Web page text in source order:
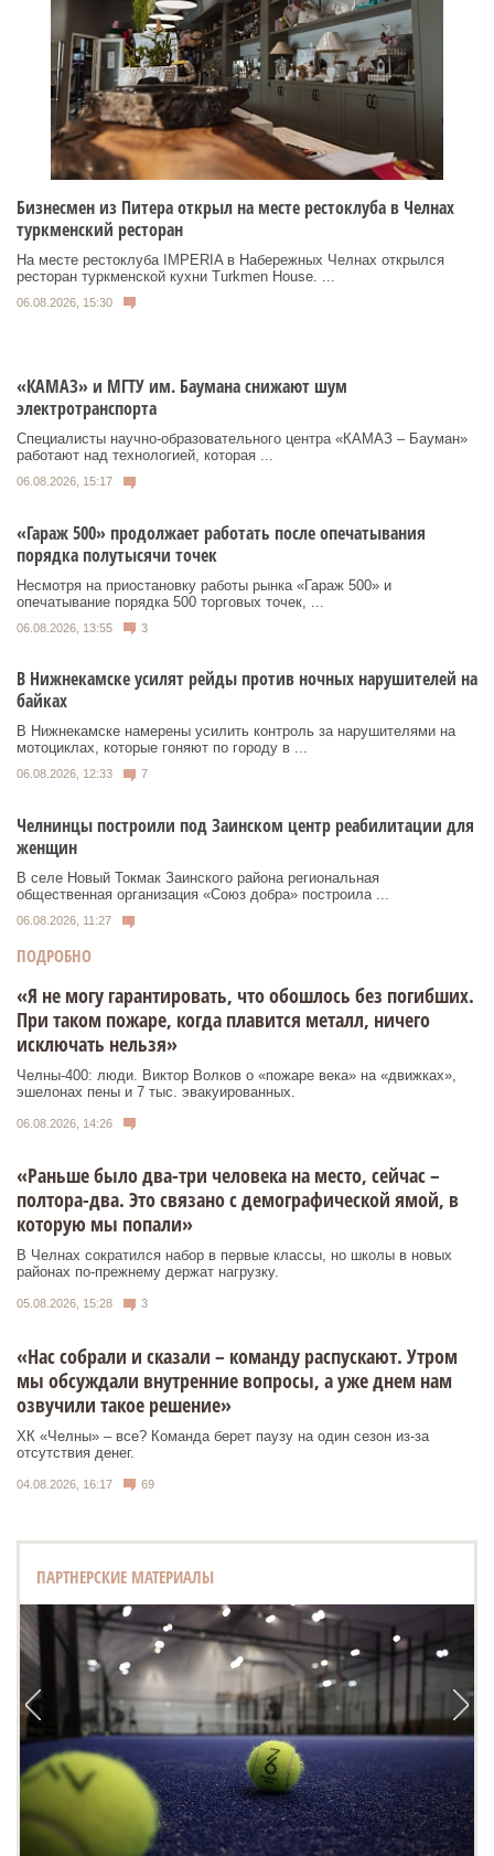
Бизнесмен из Питера открыл на месте рестоклуба в Челнах
туркменский ресторан
На месте рестоклуба IMPERIA в Набережных Челнах открылся
ресторан туркменской кухни Turkmen House. ...
06.08.2026, 15:30
«КАМАЗ» и МГТУ им. Баумана снижают шум
электротранспорта
Специалисты научно-образовательного центра «КАМАЗ – Бауман»
работают над технологией, которая ...
06.08.2026, 15:17
«Гараж 500» продолжает работать после опечатывания
порядка полутысячи точек
Несмотря на приостановку работы рынка «Гараж 500» и
опечатывание порядка 500 торговых точек, ...
06.08.2026, 13:55 3
В Нижнекамске усилят рейды против ночных нарушителей на
байках
В Нижнекамске намерены усилить контроль за нарушителями на
мотоциклах, которые гоняют по городу в ...
06.08.2026, 12:33 7
Челнинцы построили под Заинском центр реабилитации для
женщин
В селе Новый Токмак Заинского района региональная
общественная организация «Союз добра» построила ...
06.08.2026, 11:27
ПОДРОБНО
«Я не могу гарантировать, что обошлось без погибших.
При таком пожаре, когда плавится металл, ничего
исключать нельзя»
Челны-400: люди. Виктор Волков о «пожаре века» на «движках»,
эшелонах пены и 7 тыс. эвакуированных.
06.08.2026, 14:26
«Раньше было два-три человека на место, сейчас –
полтора-два. Это связано с демографической ямой, в
которую мы попали»
В Челнах сократился набор в первые классы, но школы в новых
районах по-прежнему держат нагрузку.
05.08.2026, 15:28 3
«Нас собрали и сказали – команду распускают. Утром
мы обсуждали внутренние вопросы, а уже днем нам
озвучили такое решение»
ХК «Челны» – все? Команда берет паузу на один сезон из-за
отсутствия денег.
04.08.2026, 16:17 69
ПАРТНЕРСКИЕ МАТЕРИАЛЫ